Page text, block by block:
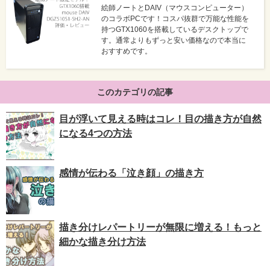
絵師ノートとDAIV（マウスコンピューター）
のコラボPCです！コスパ抜群で万能な性能を
持つGTX1060を搭載しているデスクトップで
す。通常よりもずっと安い価格なので本当に
おすすめです。
このカテゴリの記事
目が浮いて見える時はコレ！目の描き方が自然
になる4つの方法
感情が伝わる「泣き顔」の描き方
描き分けレパートリーが無限に増える！もっと
細かな描き分け方法